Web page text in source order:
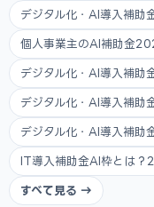
デジタル化・AI導入補助
個人事業主のAI補助金
デジタル化・AI導入補助
デジタル化・AI導入補助
デジタル化・AI導入補助
IT導入補助金AI枠とは？
すべて見る →